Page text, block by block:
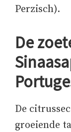
Perzisch).
De
De
groeiende